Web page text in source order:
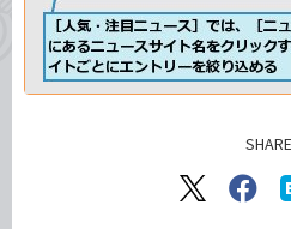
SHARE
X（旧